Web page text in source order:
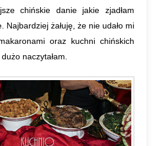
chińskie danie jakie zjadłam
Najbardziej żałuję, że nie udało mi
oraz kuchni chińskich
naczytałam.